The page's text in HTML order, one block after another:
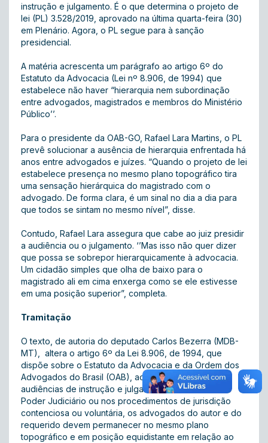
instrução e julgamento. É o que determina o projeto de
lei (PL) 3.528/2019, aprovado na última quarta-feira (30)
em Plenário. Agora, o PL segue para à sanção
presidencial.
A matéria acrescenta um parágrafo ao artigo 6º do
Estatuto da Advocacia (Lei nº 8.906, de 1994) que
estabelece não haver “hierarquia nem subordinação
entre advogados, magistrados e membros do Ministério
Público’’.
Para o presidente da OAB-GO, Rafael Lara Martins, o PL
prevê solucionar a ausência de hierarquia enfrentada há
anos entre advogados e juízes. “Quando o projeto de lei
estabelece presença no mesmo plano topográfico tira
uma sensação hierárquica do magistrado com o
advogado. De forma clara, é um sinal no dia a dia para
que todos se sintam no mesmo nível”, disse.
Contudo, Rafael Lara assegura que cabe ao juiz presidir
a audiência ou o julgamento. ‘’Mas isso não quer dizer
que possa se sobrepor hierarquicamente à advocacia.
Um cidadão simples que olha de baixo para o
magistrado ali em cima enxerga como se ele estivesse
em uma posição superior”, completa.
Tramitação
O texto, de autoria do deputado Carlos Bezerra (MDB-
MT), altera o artigo 6º da Lei 8.906, de 1994, que
dispõe sobre o Estatuto da Advocacia e da Ordem dos
Advogados do Brasil (OAB), ao estabelecer que, nas
audiências de instrução e julgamento realizadas no
Poder Judiciário ou nos procedimentos de jurisdição
contenciosa ou voluntária, os advogados do autor e do
requerido devem permanecer no mesmo plano
topográfico e em posição equidistante em relação ao